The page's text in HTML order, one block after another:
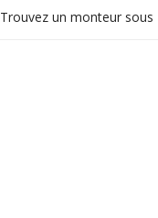
Trouvez un monteur